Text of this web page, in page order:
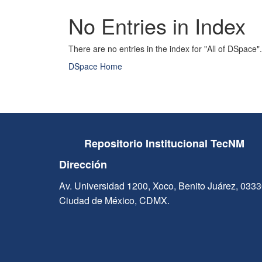
No Entries in Index
There are no entries in the index for "All of DSpace".
DSpace Home
Repositorio Institucional TecNM
Dirección
Av. Universidad 1200, Xoco, Benito Juárez,
Ciudad de México, CDMX.